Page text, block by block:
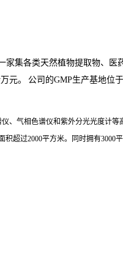
家集各类天然植物提取物、医
元。 公司的GMP生产基地位
气相色谱仪和紫外分光光度计等
积超过2000平方米。同时拥有3000